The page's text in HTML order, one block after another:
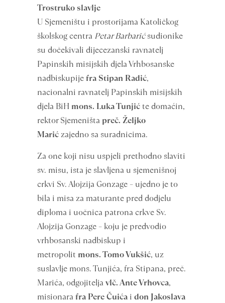
Trostruko slavlje
U Sjemeništu i prostorijama Katoličkog
školskog centra Petar Barbarićsudionike
su dočekivali dijecezanski ravnatelj
Papinskih misijskih djela Vrhbosanske
nadbiskupije fra Stipan Radić,
nacionalni ravnatelj Papinskih misijskih
djela BiH mons. Luka Tunjić te domaćin,
rektor Sjemeništa preč. Željko
Marićzajedno sa suradnicima.
Za one koji nisu uspjeli prethodno slaviti
sv. misu, ista je slavljena u sjemenišnoj
crkvi Sv. Alojzija Gonzage – ujedno je to
bila i misa za maturante pred dodjelu
diploma i uočnica patrona crkve Sv.
Alojzija Gonzage – koju je predvodio
vrhbosanski nadbiskup i
metropolit mons. Tomo Vukšić, uz
suslavlje mons. Tunjića, fra Stipana, preč.
Marića, odgojitelja vlč. Ante Vrhovca,
misionara fra Pere Čuića i don Jakoslava